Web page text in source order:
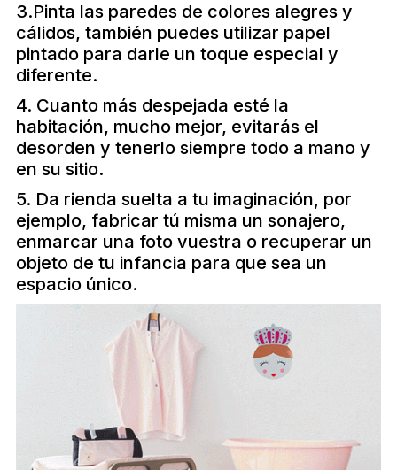
3.Pinta las paredes de colores alegres y
cálidos, también puedes utilizar papel
pintado para darle un toque especial y
diferente.
4. Cuanto más despejada esté la
habitación, mucho mejor, evitarás el
desorden y tenerlo siempre todo a mano y
en su sitio.
5. Da rienda suelta a tu imaginación, por
ejemplo, fabricar tú misma un sonajero,
enmarcar una foto vuestra o recuperar un
objeto de tu infancia para que sea un
espacio único.